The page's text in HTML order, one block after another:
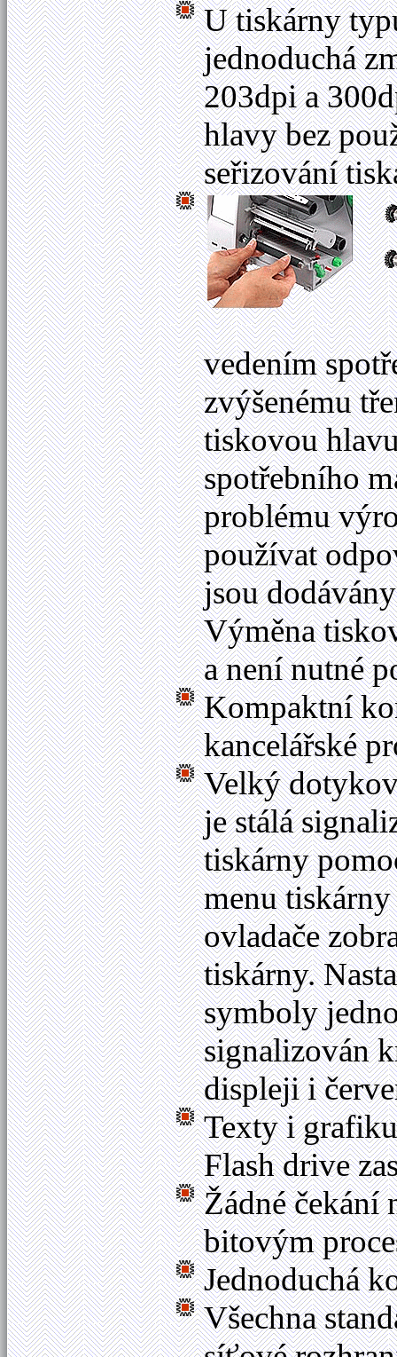
U tiskárny
jednoduchá
203dpi a
hlavy bez
seřizování
vedením
zvýšenému
tiskovou
spotřebního
problému
používat
jsou
Výměna
a není nutné
Kompaktní
kancelářské
Velký
je stálá
tiskárny
menu
ovladače
tiskárny.
symboly
signalizován
displeji i
Texty i
Flash drive
Žádné čekání
bitovým
Jednoduchá
Všechna